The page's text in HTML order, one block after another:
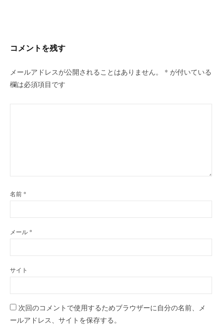
ョ
コメントを残す
メールアドレスが公開されることはありません。 * が付いている
欄は必須項目です
名前 *
メール *
サイト
次回のコメントで使用するためブラウザーに自分の名前、メ
ールアドレス、サイトを保存する。